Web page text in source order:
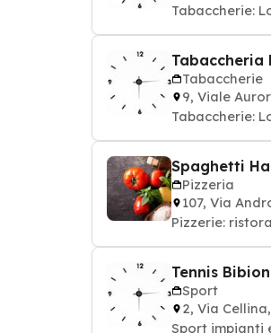
Tabaccherie:
Tabaccheria
Tabaccherie
9, Viale
Tabaccherie:
Spaghetti
Pizzeria
107, Via
Pizzerie:
Tennis
Sport
2, Via
Sport impianti